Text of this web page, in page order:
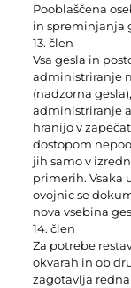
Pooblaščena
in spreminjanja
13. člen
Vsa gesla in
administriranje
(nadzorna
administriranje
hranijo v
dostopom
jih samo v
primerih. Vsaka
ovojnic se
nova vsebina
14. člen
Za potrebe
okvarah in ob
zagotavlja